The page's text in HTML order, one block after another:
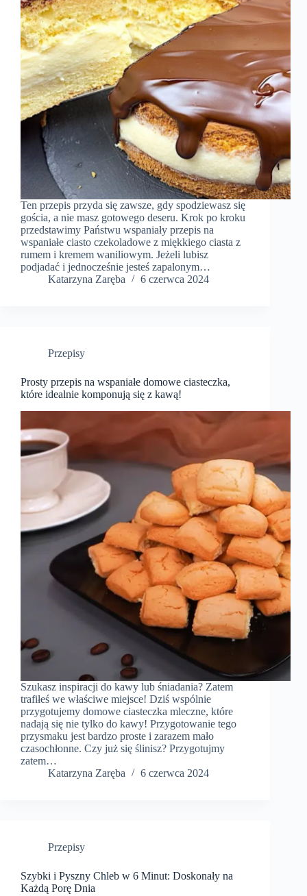
Ten przepis przyda się zawsze, gdy spodziewasz się
gościa, a nie masz gotowego deseru. Krok po kroku
przedstawimy Państwu wspaniały przepis na
wspaniałe ciasto czekoladowe z miękkiego ciasta z
rumem i kremem waniliowym. Jeżeli lubisz
podjadać i jednocześnie jesteś zapalonym…
Katarzyna Zaręba
6 czerwca 2024
Przepisy
Prosty przepis na wspaniałe domowe ciasteczka,
które idealnie komponują się z kawą!
Szukasz inspiracji do kawy lub śniadania? Zatem
trafiłeś we właściwe miejsce! Dziś wspólnie
przygotujemy domowe ciasteczka mleczne, które
nadają się nie tylko do kawy! Przygotowanie tego
przysmaku jest bardzo proste i zarazem mało
czasochłonne. Czy już się ślinisz? Przygotujmy
zatem…
Katarzyna Zaręba
6 czerwca 2024
Przepisy
Szybki i Pyszny Chleb w 6 Minut: Doskonały na
Każdą Porę Dnia